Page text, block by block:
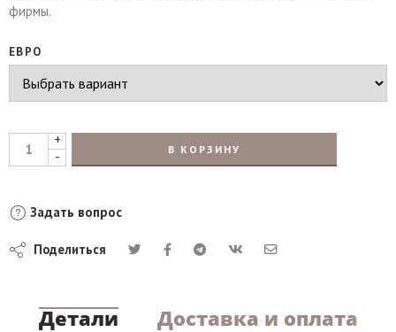
фирмы.
ЕВРО
+
-
В КОРЗИНУ
Задать вопрос
Поделиться
Детали Доставка и оплата